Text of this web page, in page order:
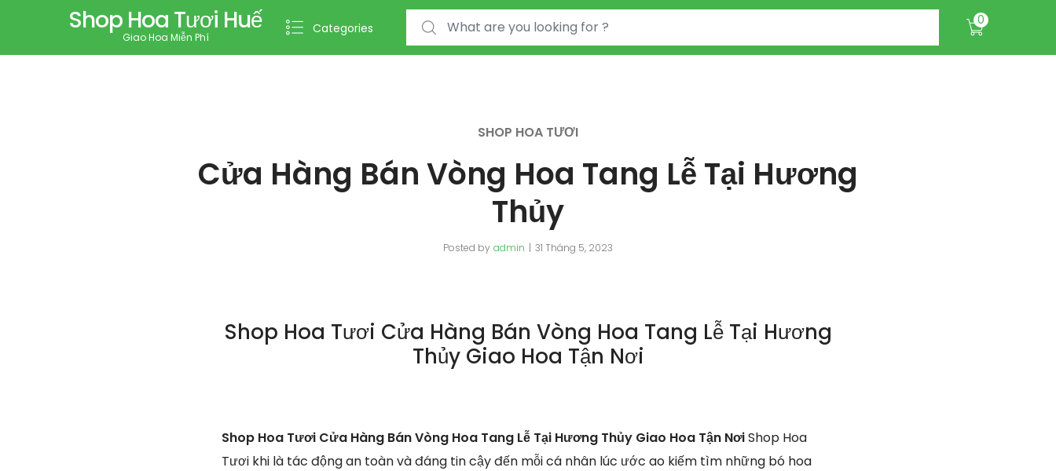
Shop Hoa Tươi Huế
Giao Hoa Miễn Phí
Categories
Search for: 0
SHOP HOA TƯƠI
Cửa Hàng Bán Vòng Hoa Tang Lễ Tại Hương
Thủy
Posted by admin 31 Tháng 5, 2023
Shop Hoa Tươi Cửa Hàng Bán Vòng Hoa Tang Lễ Tại Hương
Thủy Giao Hoa Tận Nơi
Shop Hoa Tươi Cửa Hàng Bán Vòng Hoa Tang Lễ Tại Hương Thủy Giao Hoa Tận NơiShop Hoa
Tươi khi là tác động an toàn và đáng tin cậy đến mỗi cá nhân lúc ước ao kiếm tìm những bó hoa